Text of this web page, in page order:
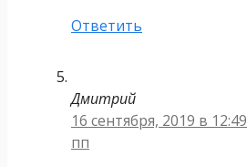
Ответить
Дмитрий
16 сентября, 2019 в 12:49
пп